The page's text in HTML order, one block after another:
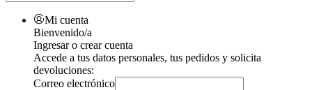
Mi cuenta
Bienvenido/a
Ingresar o crear cuenta
Accede a tus datos personales, tus pedidos y solicita
devoluciones:
Correo electrónico